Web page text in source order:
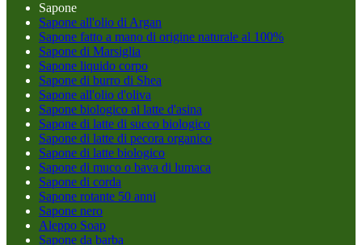
Sapone
Sapone all'olio di Argan
Sapone fatto a mano di origine naturale al 100%
Sapone di Marsiglia
Sapone liquido corpo
Sapone di burro di Shea
Sapone all'olio d'oliva
Sapone biologico al latte d'asina
Sapone di latte di succo biologico
Sapone di latte di pecora organico
Sapone di latte biologico
Sapone di muco o bava di lumaca
Sapone di corda
Sapone rotante 50 anni
Sapone nero
Aleppo Soap
Sapone da barba